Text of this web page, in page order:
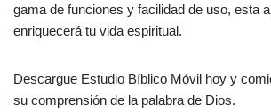
gama de funciones y facilidad de uso, esta
enriquecerá tu vida espiritual.
Descargue Estudio Bíblico Móvil hoy y
su comprensión de la palabra de Dios.